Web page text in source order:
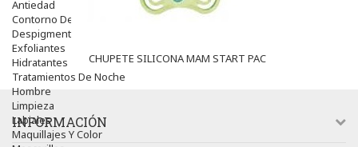
Antiedad
Contorno De Ojos
Despigmentantes
Exfoliantes
Hidratantes
Tratamientos De Noche
Hombre
Limpieza
Labiales
Maquillajes Y Color
CHUPETE SILICONA MAM START PAC
INFORMACIÓN